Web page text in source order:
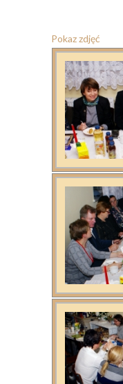
Pokaz zdjęć